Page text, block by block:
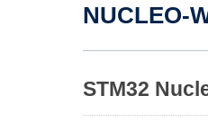
NUCLEO-
STM32